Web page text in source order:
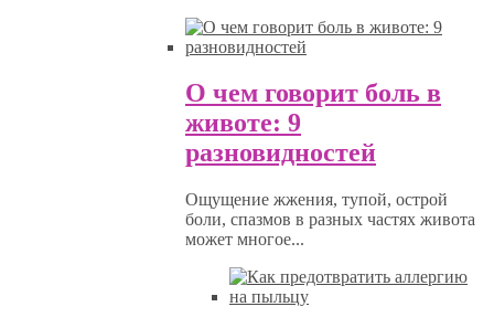
О чем говорит боль в
животе: 9
разновидностей
Ощущение жжения, тупой, острой
боли, спазмов в разных частях живота
может многое...